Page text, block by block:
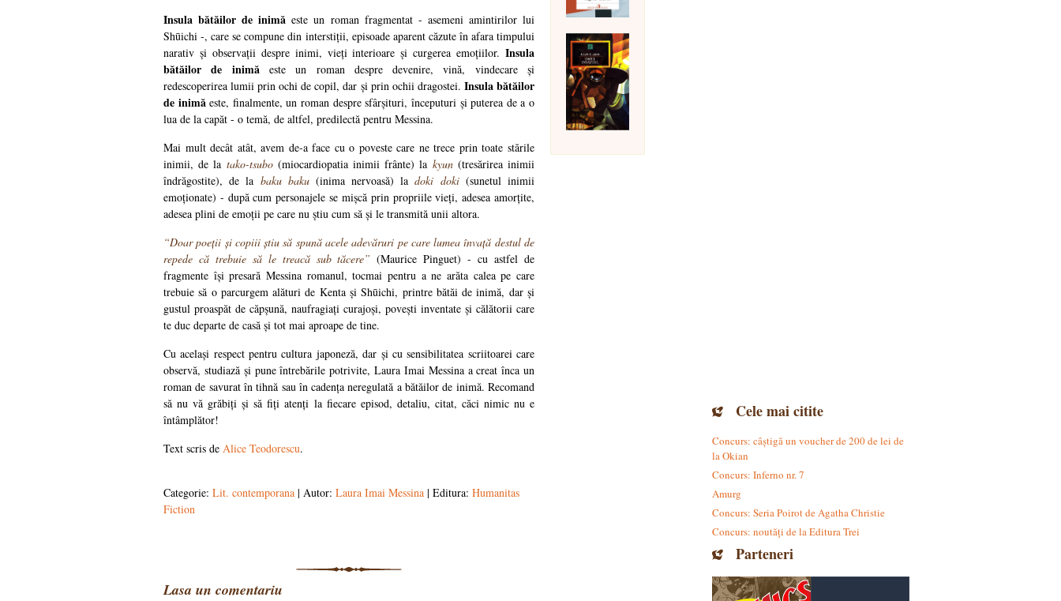
Insula bătăilor de inimă este un roman fragmentat - asemeni amintirilor lui
Shūichi -, care se compune din interstiții, episoade aparent căzute în afara timpului
narativ și observații despre inimi, vieți interioare și curgerea emoțiilor. Insula
bătăilor de inimă este un roman despre devenire, vină, vindecare și
redescoperirea lumii prin ochi de copil, dar și prin ochii dragostei. Insula bătăilor
de inimăeste, finalmente, un roman despre sfârșituri, începuturi și puterea de a o
lua de la capăt - o temă, de altfel, predilectă pentru Messina.
Mai mult decât atât, avem de-a face cu o poveste care ne trece prin toate stările
inimii, de la tako-tsubo (miocardiopatia inimii frânte) la kyun (tresărirea inimii
îndrăgostite), de la baku baku (inima nervoasă) ladoki doki (sunetul inimii
emoționate) - după cum personajele se mișcă prin propriile vieți, adesea amorțite,
adesea plini de emoții pe care nu știu cum să și le transmită unii altora.
“Doar poeții și copiii știu să spună acele adevăruri pe care lumea învață destul de
repede că trebuie să le treacă sub tăcere”(Maurice Pinguet) - cu astfel de
fragmente își presară Messina romanul, tocmai pentru a ne arăta calea pe care
trebuie să o parcurgem alături de Kenta și Shūichi, printre bătăi de inimă, dar și
gustul proaspăt de căpșună, naufragiați curajoși, povești inventate și călătorii care
te duc departe de casă și tot mai aproape de tine.
Cu același respect pentru cultura japoneză, dar și cu sensibilitatea scriitoarei care
observă, studiază și pune întrebările potrivite, Laura Imai Messina a creat înca un
roman de savurat în tihnă sau în cadența neregulată a bătăilor de inimă. Recomand
să nu vă grăbiți și să fiți atenți la fiecare episod, detaliu, citat, căci nimic nu e
întâmplător!
Text scris de Alice Teodorescu.
Categorie: Lit. contemporana | Autor: Laura Imai Messina | Editura: Humanitas
Fiction
Lasa un comentariu
Cele mai citite
Concurs: câștigă un voucher de 200 de lei de
la Okian
Concurs: Inferno nr. 7
Amurg
Concurs: Seria Poirot de Agatha Christie
Concurs: noutăți de la Editura Trei
Parteneri